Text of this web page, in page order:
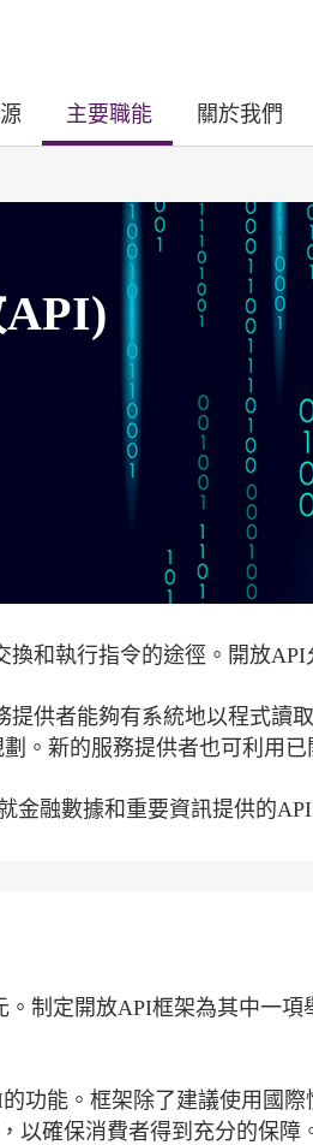
主要職能 關於我們
和執行指令的途徑。開放
供者能夠有系統地以程式讀
。新的服務提供者也可利用
金融數據和重要資訊提供的
制定開放API框架為其中一
功能。框架除了建議使用國
以確保消費者得到充分的保